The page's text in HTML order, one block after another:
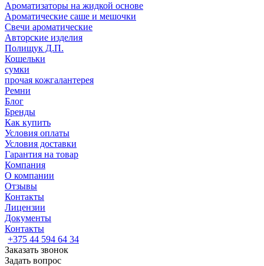
Ароматизаторы на жидкой основе
Ароматические саше и мешочки
Свечи ароматические
Авторские изделия
Полищук Д.П.
Кошельки
сумки
прочая кожгалантерея
Ремни
Блог
Бренды
Как купить
Условия оплаты
Условия доставки
Гарантия на товар
Компания
О компании
Отзывы
Контакты
Лицензии
Документы
Контакты
+375 44 594 64 34
Заказать звонок
Задать вопрос